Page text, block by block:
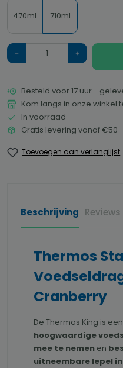
470ml 710ml
Hoeveelheid
Besteld voor 17 uur -
Kom langs in onze winkel
In voorraad
Gratis levering vanaf €50
Toevoegen aan verlanglijst
Beschrijving Reviews
Thermos
Cranberry
De Thermos King is een
hoogwaardige
mee te nemen en
uitneembare lepel